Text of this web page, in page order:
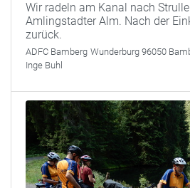
Wir radeln am Kanal nach
Amlingstadter Alm. Nach der
zurück.
ADFC Bamberg Wunderburg 96050
Inge Buhl